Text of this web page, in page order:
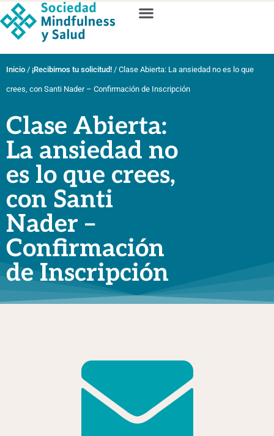
Inicio / ¡Recibimos tu solicitud! / Clase Abierta: La ansiedad no es lo que
crees, con Santi Nader – Confirmación de Inscripción
Clase Abierta:
La ansiedad no
es lo que crees,
con Santi
Nader –
Confirmación
de Inscripción